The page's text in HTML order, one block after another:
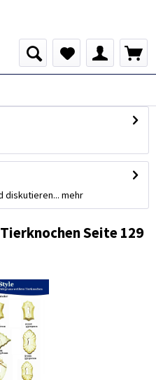
diskutieren... mehr
Seite 129